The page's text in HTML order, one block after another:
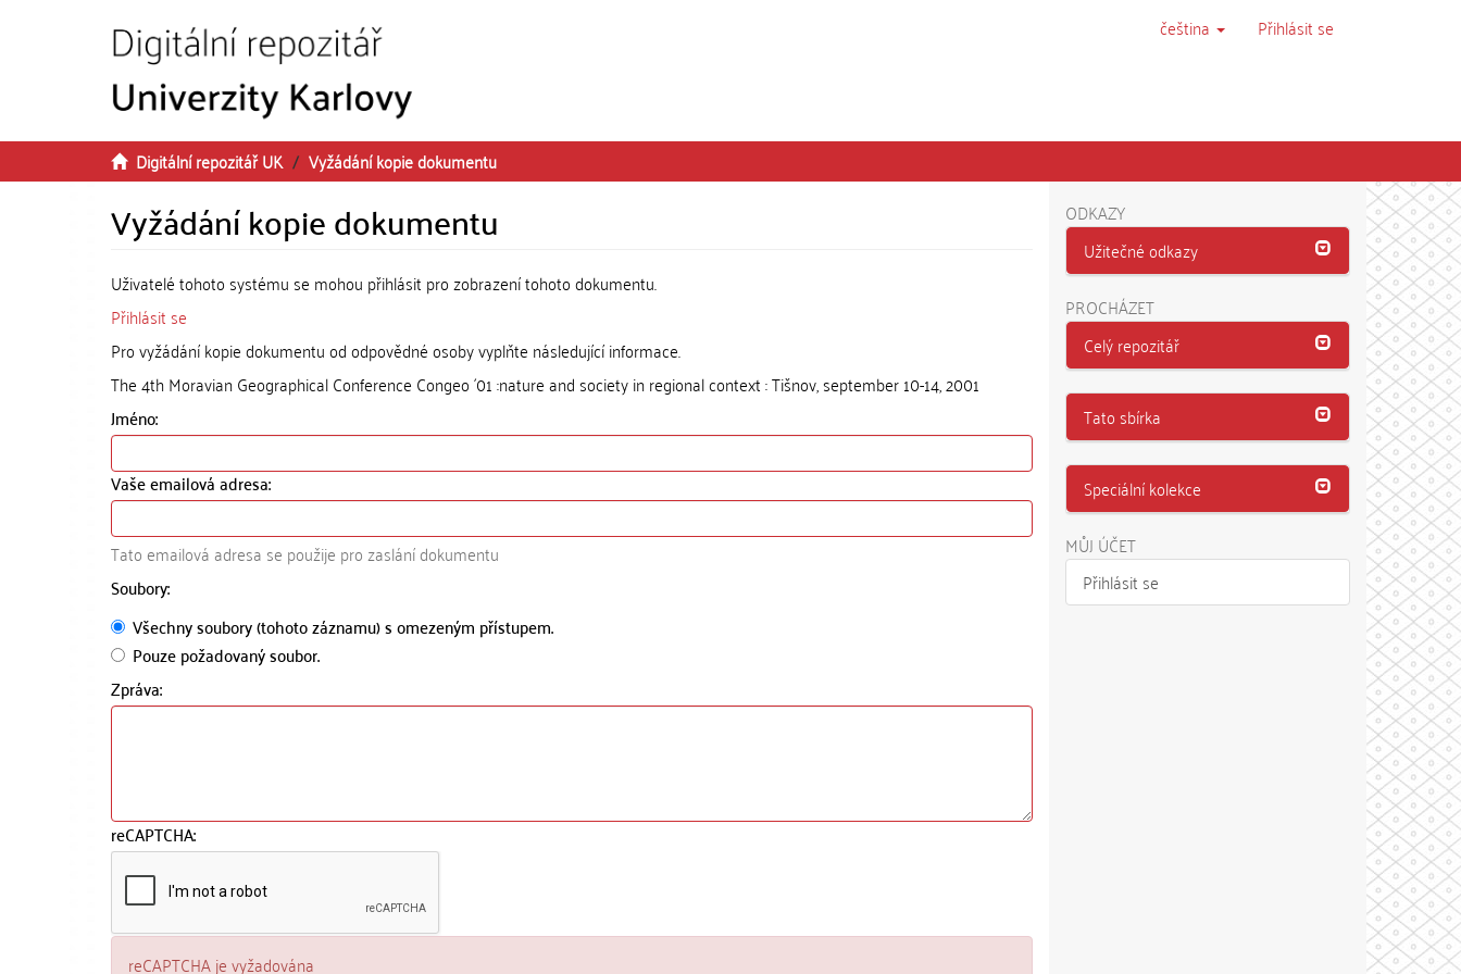
čeština Přihlásit se
Digitální repozitář UK Vyžádání kopie dokumentu
Vyžádání kopie dokumentu
Uživatelé tohoto systému se mohou přihlásit pro zobrazení tohoto dokumentu.
Přihlásit se
Pro vyžádání kopie dokumentu od odpovědné osoby vyplňte následující informace.
The 4th Moravian Geographical Conference Congeo ´01 :nature and society in regional context : Tišnov, september 10-14, 2001
Jméno:
Vaše emailová adresa:
Tato emailová adresa se použije pro zaslání dokumentu
Soubory:
Všechny soubory (tohoto záznamu) s omezeným přístupem.
Pouze požadovaný soubor.
Zpráva:
reCAPTCHA:
reCAPTCHA je vyžadována
ODKAZY
Užitečné odkazy
PROCHÁZET
Celý repozitář
Tato sbírka
Speciální kolekce
MŮJ ÚČET
Přihlásit se